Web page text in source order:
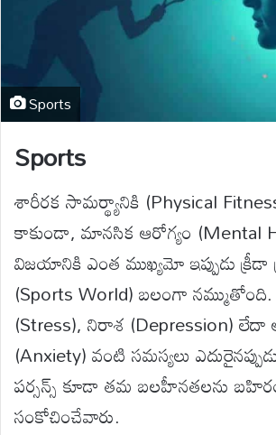
Sports
Sports
శారీరక సామర్థ్యానికి (Physical
కాకుండా, మానసిక ఆరోగ్యం (Mental
విజయానికి ఎంత ముఖ్యమో ఇప్పుడు క్రీడా
(Sports World) బలంగా
(Stress), నిరాశ (Depression)
(Anxiety) వంటి సమస్యలు
పర్సన్స్ కూడా తమ బలహీనతలను
సంకోచించేవారు.